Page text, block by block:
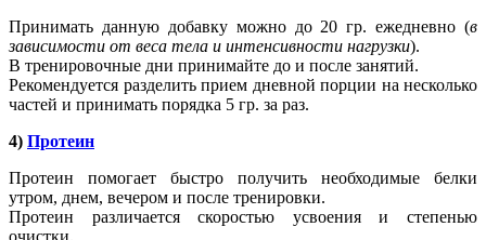
Принимать данную добавку можно до 20 гр. ежедневно (в
зависимости от веса тела и интенсивности нагрузки).
В тренировочные дни принимайте до и после занятий.
Рекомендуется разделить прием дневной порции на несколько
частей и принимать порядка 5 гр. за раз.
4) Протеин
Протеин помогает быстро получить необходимые белки
утром, днем, вечером и после тренировки.
Протеин различается скоростью усвоения и степенью
очистки.